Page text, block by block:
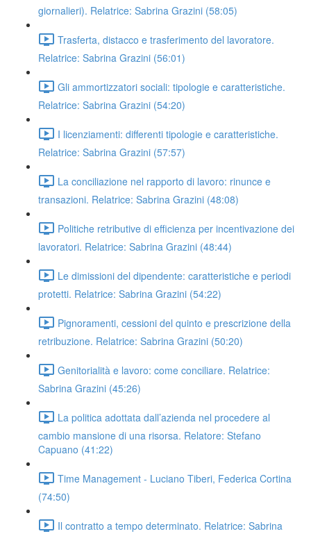
giornalieri). Relatrice: Sabrina Grazini (58:05)
Trasferta, distacco e trasferimento del lavoratore.
Relatrice: Sabrina Grazini (56:01)
Gli ammortizzatori sociali: tipologie e caratteristiche.
Relatrice: Sabrina Grazini (54:20)
I licenziamenti: differenti tipologie e caratteristiche.
Relatrice: Sabrina Grazini (57:57)
La conciliazione nel rapporto di lavoro: rinunce e
transazioni. Relatrice: Sabrina Grazini (48:08)
Politiche retributive di efficienza per incentivazione dei
lavoratori. Relatrice: Sabrina Grazini (48:44)
Le dimissioni del dipendente: caratteristiche e periodi
protetti. Relatrice: Sabrina Grazini (54:22)
Pignoramenti, cessioni del quinto e prescrizione della
retribuzione. Relatrice: Sabrina Grazini (50:20)
Genitorialità e lavoro: come conciliare. Relatrice:
Sabrina Grazini (45:26)
La politica adottata dall’azienda nel procedere al
cambio mansione di una risorsa. Relatore: Stefano
Capuano (41:22)
Time Management - Luciano Tiberi, Federica Cortina
(74:50)
Il contratto a tempo determinato. Relatrice: Sabrina